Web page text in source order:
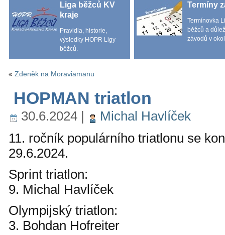
Liga běžců KV
kraje
Pravidla, historie,
výsledky HOPR Ligy
běžců.
Termíny
Termínovka
běžců a
závodů v
« Zdeněk na Moraviamanu
HOPMAN triatlon
30.6.2024 |
Michal Havlíček
11. ročník populárního triatlonu se
29.6.2024.
Sprint triatlon:
9. Michal Havlíček
Olympijský triatlon:
3. Bohdan Hofreiter